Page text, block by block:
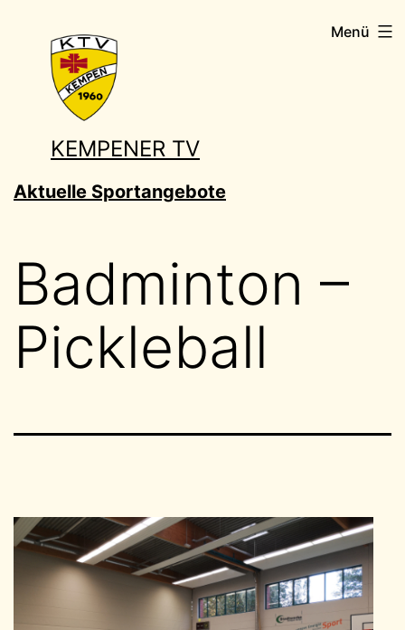
springen
KEMPENER TV
Menü
Aktuelle Sportangebote
Badminton –
Pickleball